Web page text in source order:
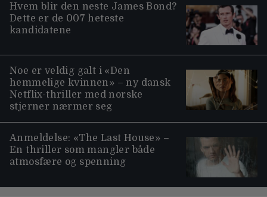
Hvem blir den neste James Bond?
Dette er de 007 heteste
kandidatene
Noe er veldig galt i «Den
hemmelige kvinnen» – ny dansk
Netflix-thriller med norske
stjerner nærmer seg
Anmeldelse: «The Last House» –
En thriller som mangler både
atmosfære og spenning